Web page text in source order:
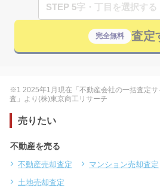
STEP 5
完全無料 査定
※1 2025年1月現在「不動産会社の一括査定サ
査」より(株)東京商工リサーチ
売りたい
不動産を売る
不動産売却査定 マンション売却査定
土地売却査定